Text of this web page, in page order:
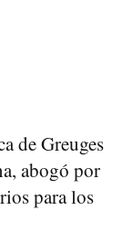
de Greuges
abogó por
para los